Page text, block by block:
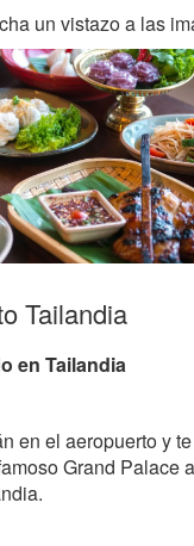
un vistazo a las
Tailandia
en Tailandia
en el aeropuerto y
Grand Palace